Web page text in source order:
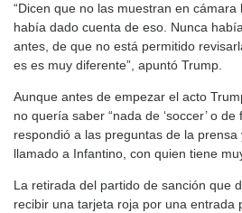
“Dicen que no las muestran en
había dado cuenta de eso. Nunca
antes, de que no está permitido
es es muy diferente”, apuntó Trump.
Aunque antes de empezar el acto
no quería saber “nada de ‘soccer’ o de
respondió a las preguntas de la
llamado a Infantino, con quien tiene
La retirada del partido de sanción que
recibir una tarjeta roja por una entrada